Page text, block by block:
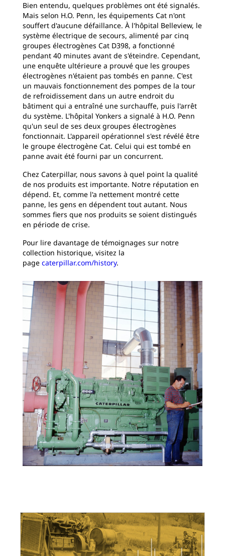
Bien entendu, quelques problèmes ont été signalés.
Mais selon H.O. Penn, les équipements Cat n'ont
souffert d'aucune défaillance. À l'hôpital Belleview, le
système électrique de secours, alimenté par cinq
groupes électrogènes Cat D398, a fonctionné
pendant 40 minutes avant de s'éteindre. Cependant,
une enquête ultérieure a prouvé que les groupes
électrogènes n'étaient pas tombés en panne. C'est
un mauvais fonctionnement des pompes de la tour
de refroidissement dans un autre endroit du
bâtiment qui a entraîné une surchauffe, puis l'arrêt
du système. L'hôpital Yonkers a signalé à H.O. Penn
qu'un seul de ses deux groupes électrogènes
fonctionnait. L'appareil opérationnel s'est révélé être
le groupe électrogène Cat. Celui qui est tombé en
panne avait été fourni par un concurrent.
Chez Caterpillar, nous savons à quel point la qualité
de nos produits est importante. Notre réputation en
dépend. Et, comme l'a nettement montré cette
panne, les gens en dépendent tout autant. Nous
sommes fiers que nos produits se soient distingués
en période de crise.
Pour lire davantage de témoignages sur notre
collection historique, visitez la
page caterpillar.com/history.